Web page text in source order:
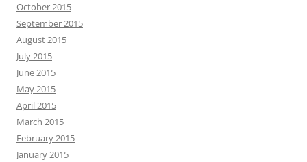
October 2015
September 2015
August 2015
July 2015
June 2015
May 2015
April 2015
March 2015
February 2015
January 2015